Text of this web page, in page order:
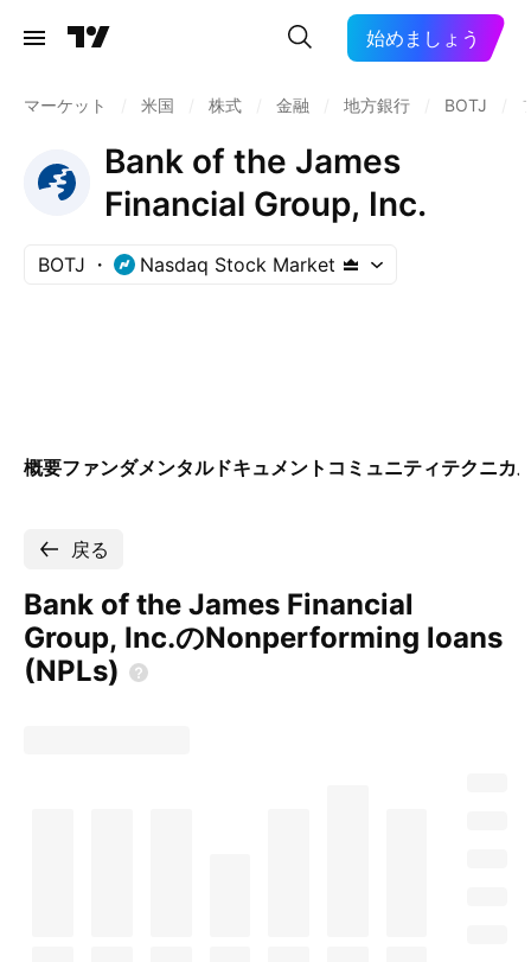
始めましょう
マーケット 米国 株式 金融 地方銀行 BOTJ
Bank of the James
Financial Group, Inc.
BOTJ Nasdaq Stock Market
概要ファンダメンタルドキュメント コミュニティテクニカ
戻る
Bank of the James Financial
Group, Inc.のNonperforming loans
(NPLs)